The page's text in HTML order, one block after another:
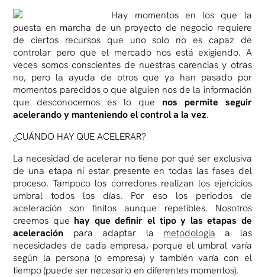
Hay momentos en los que la
puesta en marcha de un proyecto de negocio requiere
de ciertos recursos que uno solo no es capaz de
controlar pero que el mercado nos está exigiendo. A
veces somos conscientes de nuestras carencias y otras
no, pero la ayuda de otros que ya han pasado por
momentos parecidos o que alguien nos de la información
que desconocemos es lo que nos permite seguir
acelerando y manteniendo el control a la vez.
¿CUÁNDO HAY QUE ACELERAR?
La necesidad de acelerar no tiene por qué ser exclusiva
de una etapa ni estar presente en todas las fases del
proceso. Tampoco los corredores realizan los ejercicios
umbral todos los días. Por eso los periodos de
aceleración son finitos aunque repetibles. Nosotros
creemos que hay que definir el tipo y las etapas de
aceleración para adaptar la metodología a las
necesidades de cada empresa, porque el umbral varía
según la persona (o empresa) y también varía con el
tiempo (puede ser necesario en diferentes momentos).